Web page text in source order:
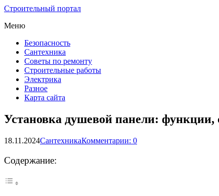
Строительный портал
Меню
Безопасность
Сантехника
Советы по ремонту
Строительные работы
Электрика
Разное
Карта сайта
Установка душевой панели:
18.11.2024СантехникаКомментарии: 0
Содержание: